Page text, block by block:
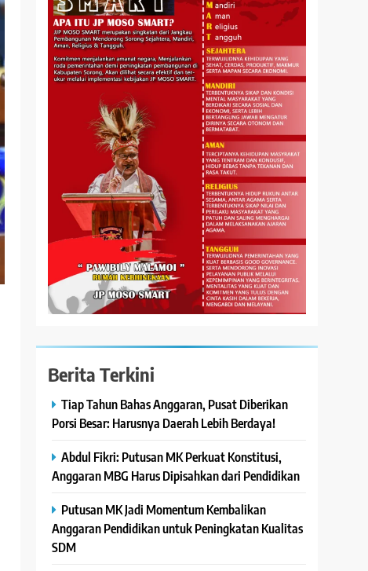
Berita Terkini
Tiap Tahun Bahas Anggaran, Pusat Diberikan
Porsi Besar: Harusnya Daerah Lebih Berdaya!
Abdul Fikri: Putusan MK Perkuat Konstitusi,
Anggaran MBG Harus Dipisahkan dari Pendidikan
Putusan MK Jadi Momentum Kembalikan
Anggaran Pendidikan untuk Peningkatan Kualitas
SDM